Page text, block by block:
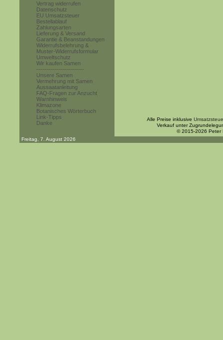
Vertrag widerrufen
Datenschutz
EU Umsatzsteuer
Bestellablauf
Zahlungsarten
Lieferung & Versand
Garantie & Beanstandungen
Widerrufsbelehrung &
Muster-Widerrufsformular
Umweltschutz
Wir kaufen Samen
------------------------
Unsere Samen
Vermehrung mit Samen
Aussaatanleitung
FAQ-Fragen zur Anzucht
Warnhinweis
Klimazone
Botanisches Wörterbuch
Link-Tipps
Danke
Alle Preise inklusive
Verkauf unter
© 2015-2026 Peter
Freitag, 7. August 2026